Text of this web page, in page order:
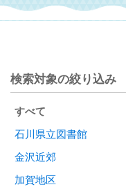
検索対象の絞り込み
すべて
石川県立図書館
金沢近郊
加賀地区